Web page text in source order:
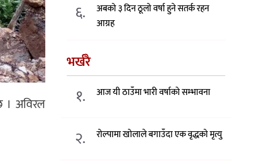
। अविरल
६.
अबको ३ दिन ठूलो वर्षा हुने सतर्क रहन
आग्रह
भर्खरै
१. आज यी ठाउँमा भारी वर्षाको सम्भावना
२. रोल्पामा खोलाले बगाउँदा एक वृद्धको मृत्यु